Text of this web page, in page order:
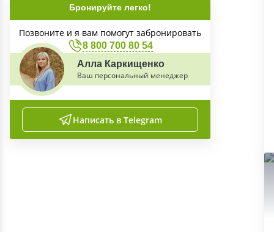
Бронируйте легко!
Позвоните и я вам помогут забронировать
8 800 700 80 54
Алла Каркищенко
Ваш персональный менеджер
Написать в Telegram